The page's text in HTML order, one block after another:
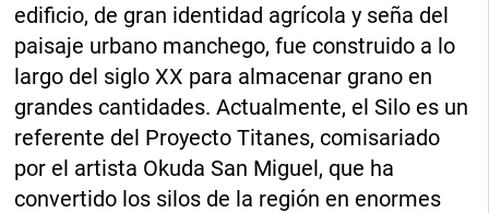
edificio, de gran identidad agrícola y seña del
paisaje urbano manchego, fue construido a lo
largo del siglo XX para almacenar grano en
grandes cantidades. Actualmente, el Silo es un
referente del Proyecto Titanes, comisariado
por el artista Okuda San Miguel, que ha
convertido los silos de la región en enormes